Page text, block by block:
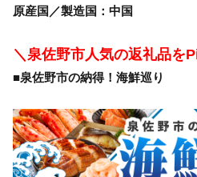
原産国／製造国：中国
＼泉佐野市人気の返礼品を
■泉佐野市の納得！海鮮巡り